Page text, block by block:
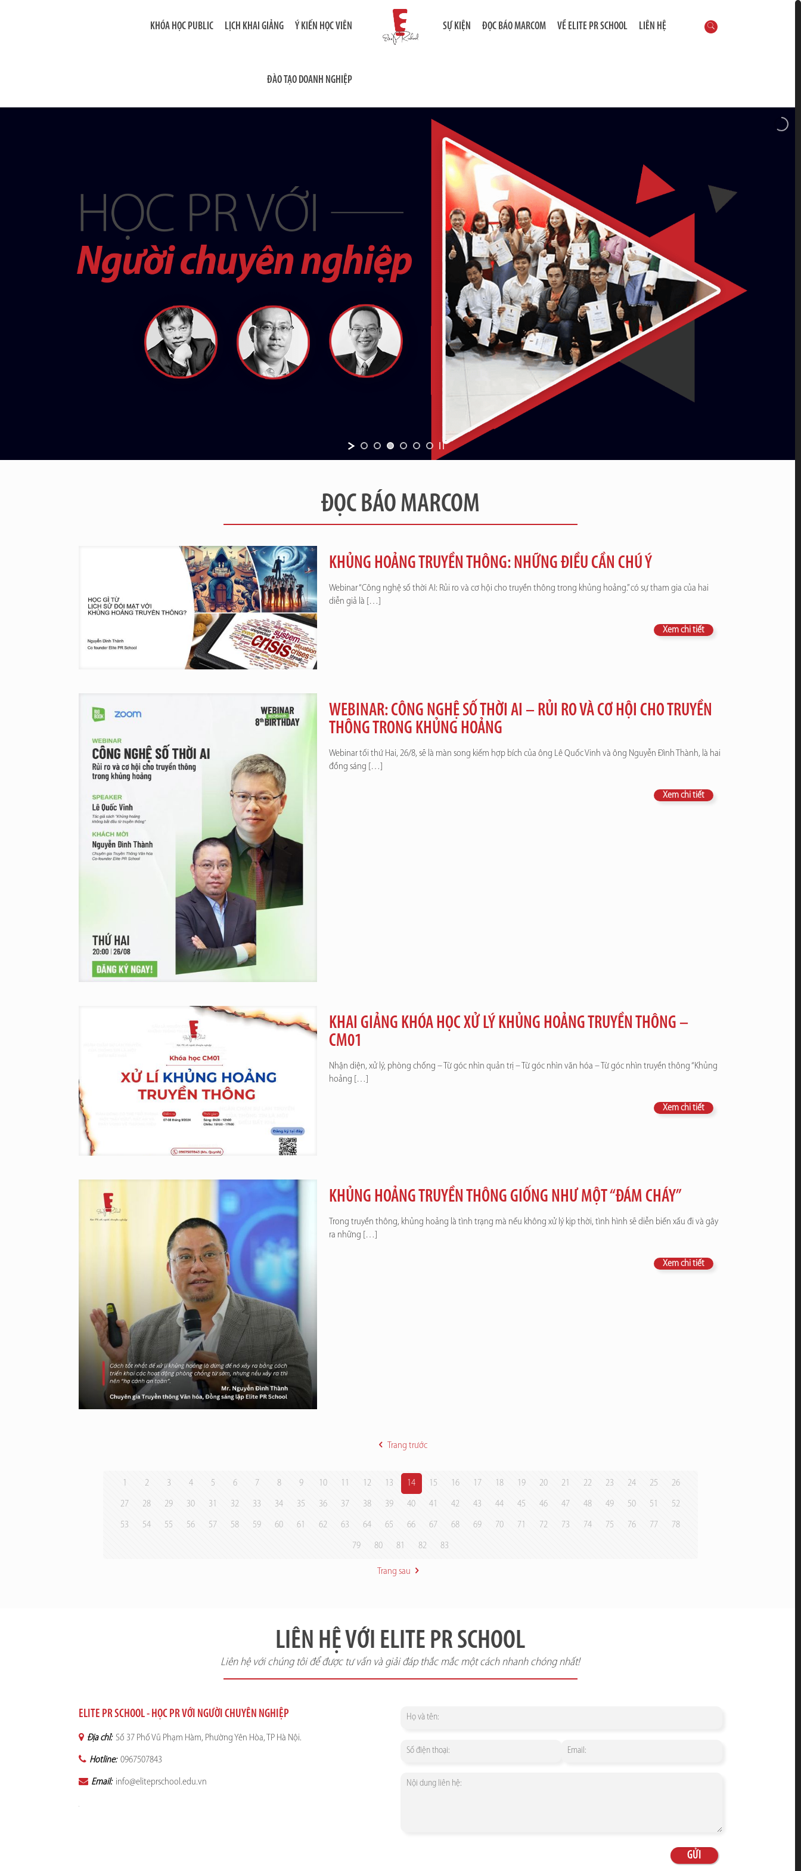
KHÓA HỌC PUBLIC LỊCH KHAI GIẢNG Ý KIẾN HỌC VIÊN
ĐÀO TẠO DOANH NGHIỆP
SỰ KIỆN ĐỌC BÁO MARCOM VỀ ELITE PR SCHOOL LIÊN HỆ
ĐỌC BÁO MARCOM
KHỦNG HOẢNG TRUYỀN THÔNG: NHỮNG ĐIỀU CẦN CHÚ Ý
Webinar “Công nghệ số thời AI: Rủi ro và cơ hội cho truyền thông trong khủng hoảng.” có sự tham gia của hai
diễn giả là […]
Xem chi tiết
WEBINAR: CÔNG NGHỆ SỐ THỜI AI – RỦI RO VÀ CƠ HỘI CHO TRUYỀN
THÔNG TRONG KHỦNG HOẢNG
Webinar tối thứ Hai, 26/8, sẽ là màn song kiếm hợp bích của ông Lê Quốc Vinh và ông Nguyễn Đình Thành, là hai
đồng sáng […]
Xem chi tiết
KHAI GIẢNG KHÓA HỌC XỬ LÝ KHỦNG HOẢNG TRUYỀN THÔNG –
CM01
Nhận diện, xử lý, phòng chống – Từ góc nhìn quản trị – Từ góc nhìn văn hóa – Từ góc nhìn truyền thông “Khủng
hoảng […]
Xem chi tiết
KHỦNG HOẢNG TRUYỀN THÔNG GIỐNG NHƯ MỘT “ĐÁM CHÁY”
Trong truyền thông, khủng hoảng là tình trạng mà nếu không xử lý kịp thời, tình hình sẽ diễn biến xấu đi và gây
ra những […]
Xem chi tiết
Trang trước
1 2 3 4 5 6 7 8 9 10 11 12 13 14 15 16 17 18 19 20 21 22 23 24 25 26
27 28 29 30 31 32 33 34 35 36 37 38 39 40 41 42 43 44 45 46 47 48 49 50 51 52
53 54 55 56 57 58 59 60 61 62 63 64 65 66 67 68 69 70 71 72 73 74 75 76 77 78
79 80 81 82 83
Trang sau
LIÊN HỆ VỚI ELITE PR SCHOOL
Liên hệ với chúng tôi để được tư vấn và giải đáp thắc mắc một cách nhanh chóng nhất!
ELITE PR SCHOOL - HỌC PR VỚI NGƯỜI CHUYÊN NGHIỆP
Địa chỉ: Số 37 Phố Vũ Phạm Hàm, Phường Yên Hòa, TP Hà Nội.
Hotline: 0967507843
Email: info@eliteprschool.edu.vn